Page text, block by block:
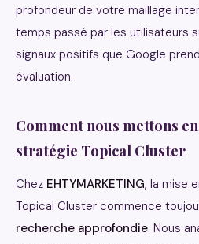
profondeur de votre maillage
temps passé par les utilisateurs
signaux positifs que Google
évaluation.
Comment nous mettons
stratégie Topical Cluster
Chez EHTYMARKETING, la mise
Topical Cluster commence
recherche approfondie. Nous